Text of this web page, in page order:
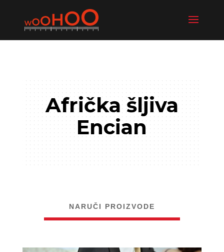
Afrička šljiva
Encian
NARUČI PROIZVODE